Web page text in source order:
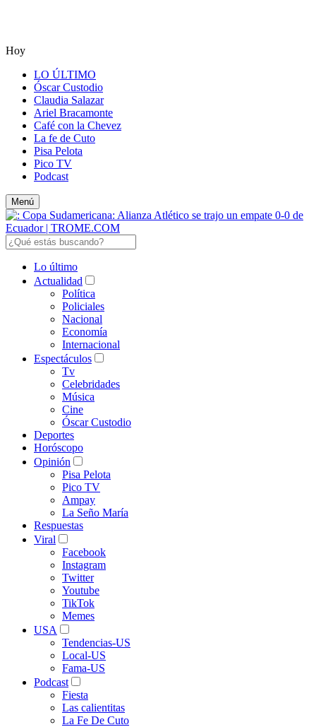
Hoy
LO ÚLTIMO
Óscar Custodio
Claudia Salazar
Ariel Bracamonte
Café con la Chevez
La fe de Cuto
Pisa Pelota
Pico TV
Podcast
Menú
Lo último
Actualidad
Política
Policiales
Nacional
Economía
Internacional
Espectáculos
Tv
Celebridades
Música
Cine
Óscar Custodio
Deportes
Horóscopo
Opinión
Pisa Pelota
Pico TV
Ampay
La Seño María
Respuestas
Viral
Facebook
Instagram
Twitter
Youtube
TikTok
Memes
USA
Tendencias-US
Local-US
Fama-US
Podcast
Fiesta
Las calientitas
La Fe De Cuto